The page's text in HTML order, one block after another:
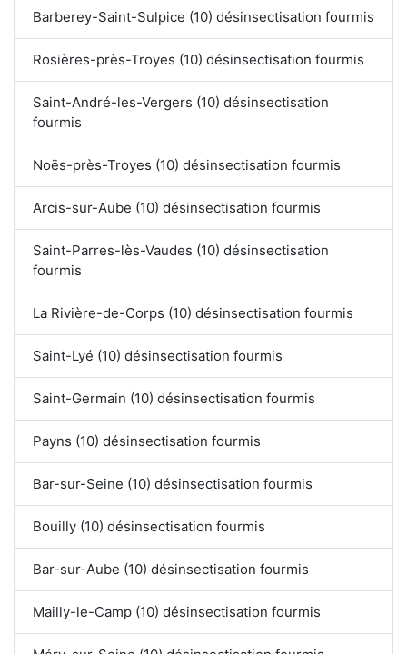
Barberey-Saint-Sulpice (10) désinsectisation fourmis
Rosières-près-Troyes (10) désinsectisation fourmis
Saint-André-les-Vergers (10) désinsectisation
fourmis
Noës-près-Troyes (10) désinsectisation fourmis
Arcis-sur-Aube (10) désinsectisation fourmis
Saint-Parres-lès-Vaudes (10) désinsectisation
fourmis
La Rivière-de-Corps (10) désinsectisation fourmis
Saint-Lyé (10) désinsectisation fourmis
Saint-Germain (10) désinsectisation fourmis
Payns (10) désinsectisation fourmis
Bar-sur-Seine (10) désinsectisation fourmis
Bouilly (10) désinsectisation fourmis
Bar-sur-Aube (10) désinsectisation fourmis
Mailly-le-Camp (10) désinsectisation fourmis